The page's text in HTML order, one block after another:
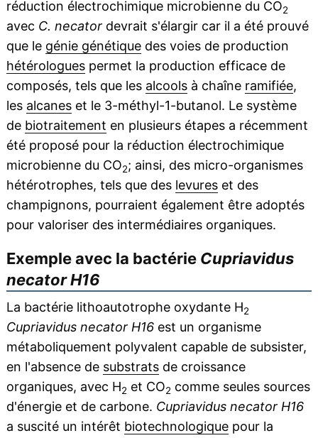
réduction électrochimique microbienne du CO2
avec C. necatordevrait s'élargir car il a été prouvé
que le génie génétiquedes voies de production
hétérologuespermet la production efficace de
composés, tels que les alcoolsà chaîne ramifiée,
les alcaneset le 3-méthyl-1-butanol. Le système
de biotraitement en plusieurs étapes a récemment
été proposé pour la réduction électrochimique
microbienne du CO2; ainsi, des micro-organismes
hétérotrophes, tels que des levureset des
champignons, pourraient également être adoptés
pour valoriser des intermédiaires organiques.
Exemple avec la bactérie Cupriavidus
necator H16
La bactérie lithoautotrophe oxydante H2
Cupriavidus necator H16est un organisme
métaboliquement polyvalent capable de subsister,
en l'absence de substratsde croissance
organiques, avec H2 et CO2 comme seules sources
d'énergie et de carbone. Cupriavidus necator H16
a suscité un intérêt biotechnologiquepour la